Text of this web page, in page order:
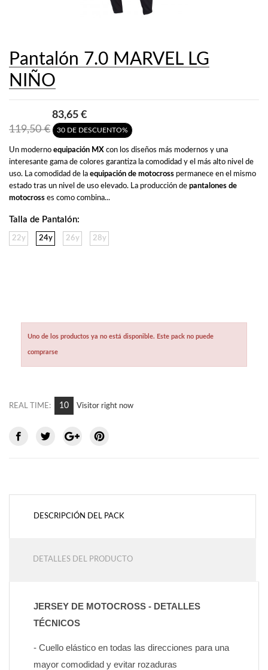
Pantalón 7.0 MARVEL LG
NIÑO
119,50 €
83,65 €
30 DE DESCUENTO%
Un moderno equipación MX con los diseños más modernos y una
interesante gama de colores garantiza la comodidad y el más alto nivel de
uso. La comodidad de la equipación de motocross permanece en el mismo
estado tras un nivel de uso elevado. La producción de pantalones de
motocross es como combina...
Talla de Pantalón:
22y 24y 26y 28y
Uno de los productos ya no está disponible. Este pack no puede
comprarse
REAL TIME: 10 Visitor right now
DESCRIPCIÓN DEL PACK
DETALLES DEL PRODUCTO
JERSEY DE MOTOCROSS - DETALLES
TÉCNICOS
- Cuello elástico en todas las direcciones para una
mayor comodidad y evitar rozaduras